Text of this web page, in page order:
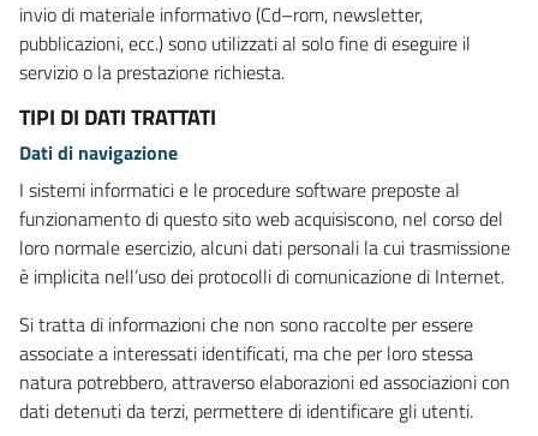
invio di materiale informativo (Cd–rom, newsletter,
pubblicazioni, ecc.) sono utilizzati al solo fine di eseguire il
servizio o la prestazione richiesta.
TIPI DI DATI TRATTATI
Dati di navigazione
I sistemi informatici e le procedure software preposte al
funzionamento di questo sito web acquisiscono, nel corso del
loro normale esercizio, alcuni dati personali la cui trasmissione
è implicita nell’uso dei protocolli di comunicazione di Internet.
Si tratta di informazioni che non sono raccolte per essere
associate a interessati identificati, ma che per loro stessa
natura potrebbero, attraverso elaborazioni ed associazioni con
dati detenuti da terzi, permettere di identificare gli utenti.